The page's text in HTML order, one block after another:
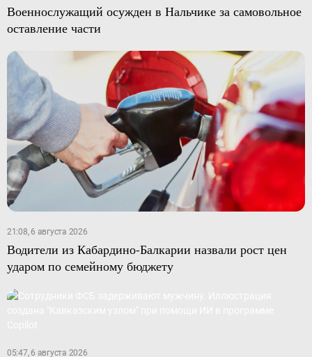
Военнослужащий осужден в Нальчике за самовольное
оставление части
21:08, 6 августа 2026
Водители из Кабардино-Балкарии назвали рост цен
ударом по семейному бюджету
05:47, 6 августа 2026